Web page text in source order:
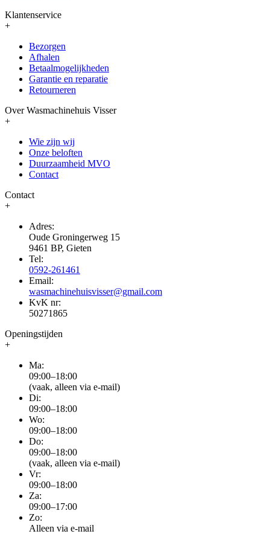
Klantenservice
+
Bezorgen
Afhalen
Betaalmogelijkheden
Garantie en reparatie
Retourneren
Over Wasmachinehuis Visser
+
Wie zijn wij
Onze beloften
Duurzaamheid MVO
Contact
Contact
+
Adres:
Oude Groningerweg 15
9461 BP, Gieten
Tel:
0592-261461
Email:
wasmachinehuisvisser@gmail.com
KvK nr:
50271865
Openingstijden
+
Ma:
09:00–18:00
(vaak, alleen via e-mail)
Di:
09:00–18:00
Wo:
09:00–18:00
Do:
09:00–18:00
(vaak, alleen via e-mail)
Vr:
09:00–18:00
Za:
09:00–17:00
Zo:
Alleen via e-mail